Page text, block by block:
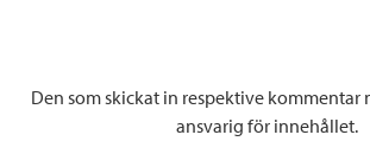
Den som skickat in respektive kommentar
ansvarig för innehållet.